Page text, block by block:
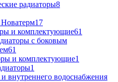
радиаторы8
17
и комплектующие61
с боковым
61
и комплектующие1
1
внутреннего водоснабжения